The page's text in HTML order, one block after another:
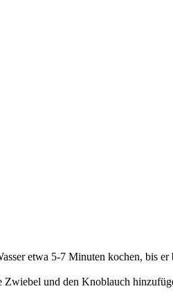
etwa 5-7 Minuten kochen, bis er
und den Knoblauch